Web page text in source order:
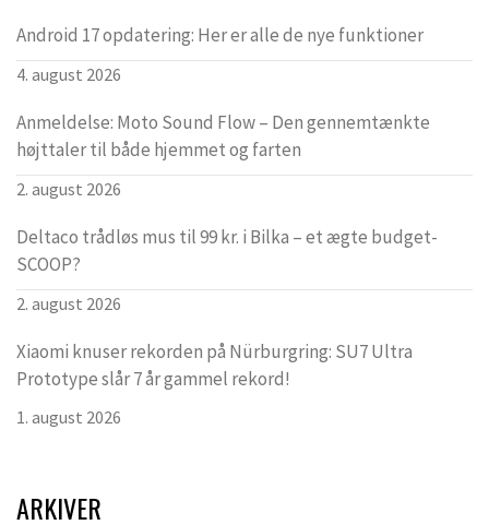
Android 17 opdatering: Her er alle de nye funktioner
4. august 2026
Anmeldelse: Moto Sound Flow – Den gennemtænkte
højttaler til både hjemmet og farten
2. august 2026
Deltaco trådløs mus til 99 kr. i Bilka – et ægte budget-
SCOOP?
2. august 2026
Xiaomi knuser rekorden på Nürburgring: SU7 Ultra
Prototype slår 7 år gammel rekord!
1. august 2026
ARKIVER